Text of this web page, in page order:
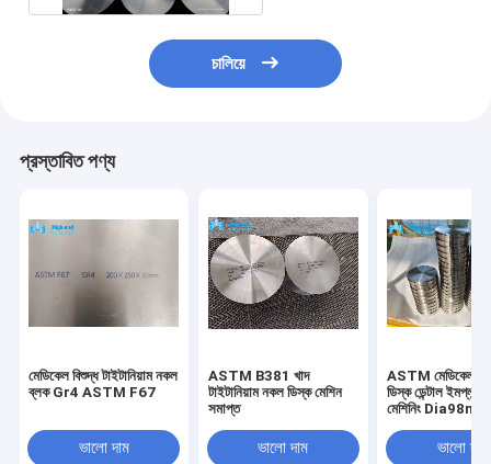
চালিয়ে
প্রস্তাবিত পণ্য
মেডিকেল বিশুদ্ধ টাইটানিয়াম নকল
ব্লক Gr4 ASTM F67
ভালো দাম
ASTM B381 খাদ
টাইটানিয়াম নকল ডিস্ক মেশিন
সমাপ্ত
ভালো দাম
ASTM মেডিকেল
ডিস্ক ডেন্টাল ইমপ্লান্ট
মেশিনিং Dia98mm
ভালো দাম